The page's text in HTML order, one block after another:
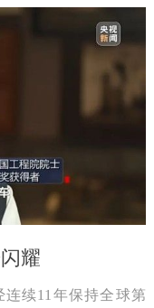
耀
续11年保持全球第